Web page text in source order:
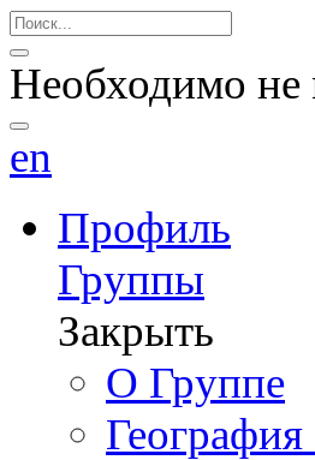
Необходимо не
en
Профиль
Группы
Закрыть
О Группе
География